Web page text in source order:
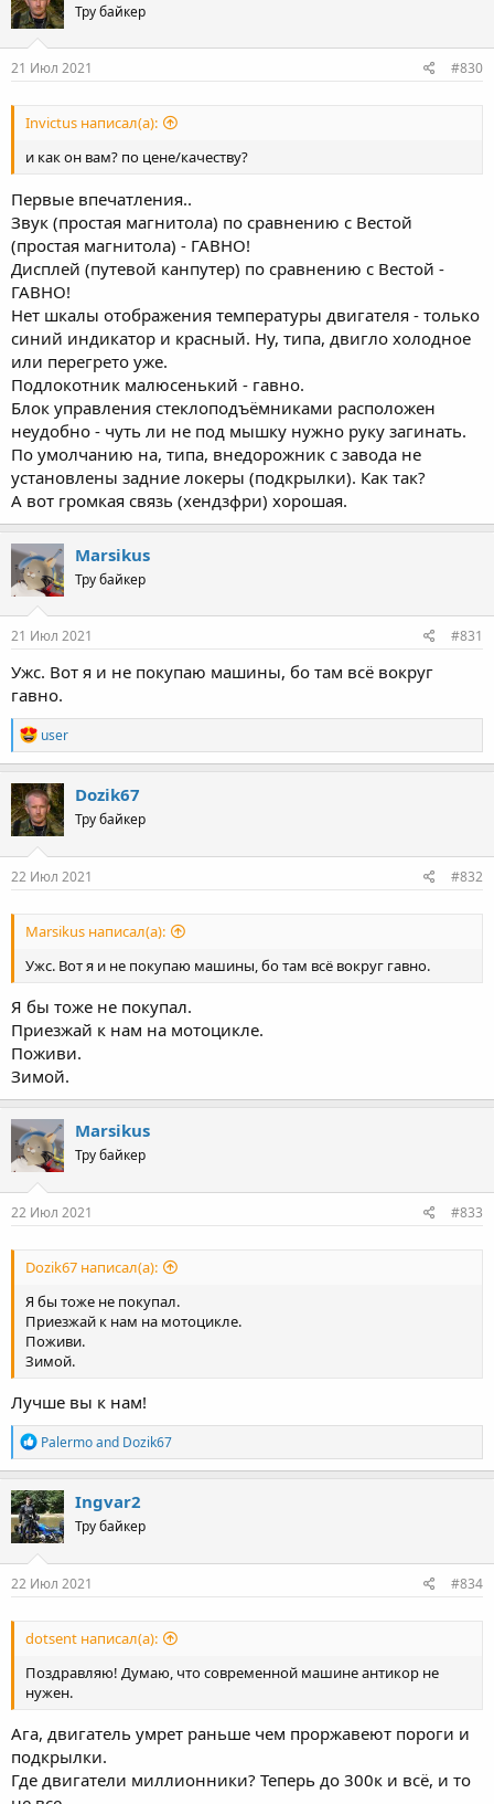
Тру байкер
21 Июл 2021 #830
Invictus написал(а):
и как он вам? по цене/качеству?
Первые впечатления..
Звук (простая магнитола) по сравнению с Вестой
(простая магнитола) - ГАВНО!
Дисплей (путевой канпутер) по сравнению с Вестой -
ГАВНО!
Нет шкалы отображения температуры двигателя - только
синий индикатор и красный. Ну, типа, двигло холодное
или перегрето уже.
Подлокотник малюсенький - гавно.
Блок управления стеклоподъёмниками расположен
неудобно - чуть ли не под мышку нужно руку загинать.
По умолчанию на, типа, внедорожник с завода не
установлены задние локеры (подкрылки). Как так?
А вот громкая связь (хендзфри) хорошая.
Marsikus
Тру байкер
21 Июл 2021 #831
Ужс. Вот я и не покупаю машины, бо там всё вокруг
гавно.
R
e
a
c
t
i
o
n
s
user
Dozik67
Тру байкер
22 Июл 2021 #832
Marsikus написал(а):
Ужс. Вот я и не покупаю машины, бо там всё вокруг гавно.
Я бы тоже не покупал.
Приезжай к нам на мотоцикле.
Поживи.
Зимой.
Marsikus
Тру байкер
22 Июл 2021 #833
Dozik67 написал(а):
Я бы тоже не покупал.
Приезжай к нам на мотоцикле.
Поживи.
Зимой.
Лучше вы к нам!
R
e
a
c
t
i
o
n
s
Palermoand Dozik67
Ingvar2
Тру байкер
22 Июл 2021 #834
dotsent написал(а):
Поздравляю! Думаю, что современной машине антикор не
нужен.
Ага, двигатель умрет раньше чем проржавеют пороги и
подкрылки.
Где двигатели миллионники? Теперь до 300к и всё, и то